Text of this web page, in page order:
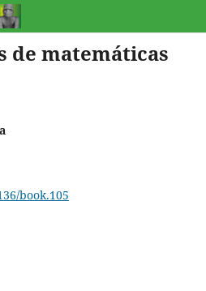
de matemáticas
book.105